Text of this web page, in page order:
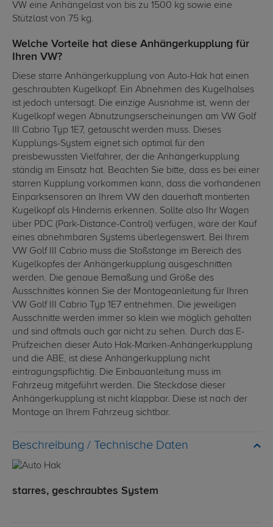
VW eine Anhängelast von bis zu 1500 kg sowie eine
Stützlast von 75 kg.
Welche Vorteile hat diese Anhängerkupplung für
Ihren VW?
Diese starre Anhängerkupplung von Auto-Hak hat einen
geschraubten Kugelkopf. Ein Abnehmen des Kugelhalses
ist jedoch untersagt. Die einzige Ausnahme ist, wenn der
Kugelkopf wegen Abnutzungserscheinungen am VW Golf
III Cabrio Typ 1E7, getauscht werden muss. Dieses
Kupplungs-System eignet sich optimal für den
preisbewussten Vielfahrer, der die Anhängerkupplung
ständig im Einsatz hat. Beachten Sie bitte, dass es bei einer
starren Kupplung vorkommen kann, dass die vorhandenen
Einparksensoren an Ihrem VW den dauerhaft montierten
Kugelkopf als Hindernis erkennen. Sollte also Ihr Wagen
über PDC (Park-Distance-Control) verfügen, wäre der Kauf
eines abnehmbaren Systems überlegenswert. Bei Ihrem
VW Golf III Cabrio muss die Stoßstange im Bereich des
Kugelkopfes der Anhängerkupplung ausgeschnitten
werden. Die genaue Bemaßung und Größe des
Ausschnittes können Sie der Montageanleitung für Ihren
VW Golf III Cabrio Typ 1E7 entnehmen. Die jeweiligen
Ausschnitte werden immer so klein wie möglich gehalten
und sind oftmals auch gar nicht zu sehen. Durch das E-
Prüfzeichen dieser Auto Hak-Marken-Anhängerkupplung
und die ABE, ist diese Anhängerkupplung nicht
eintragungspflichtig. Die Einbauanleitung muss im
Fahrzeug mitgeführt werden. Die Steckdose dieser
Anhängerkupplung ist nicht klappbar. Diese ist nach der
Montage an Ihrem Fahrzeug sichtbar.
Technische Daten
starres, geschraubtes System